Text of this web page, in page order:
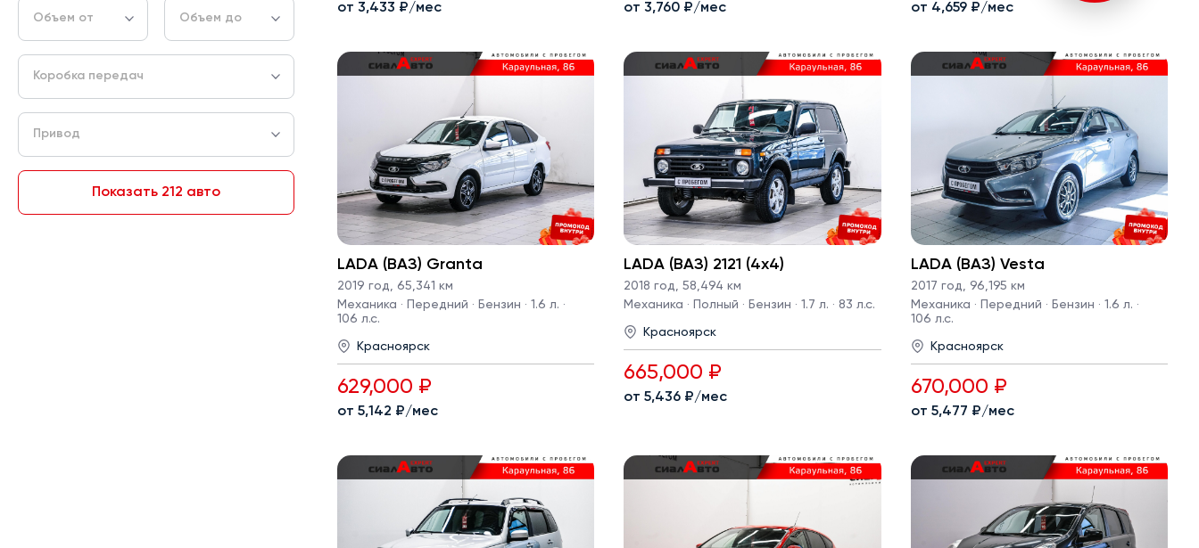
Объем от Объем до
Коробка передач
Привод
Показать 212 авто
от 3,433 ₽/мес от 3,760 ₽/мес от 4,659 ₽/мес
LADA (ВАЗ) Granta
2019 год
65,341 км
Механика · Передний · Бензин · 1.6 л. ·
106 л.с.
Красноярск
629,000 ₽
от 5,142 ₽/мес
LADA (ВАЗ) 2121 (4x4)
2018 год
58,494 км
Механика · Полный · Бензин · 1.7 л. · 83 л.с.
Красноярск
665,000 ₽
от 5,436 ₽/мес
LADA (ВАЗ) Vesta
2017 год
96,195 км
Механика · Передний · Бензин · 1.6 л. ·
106 л.с.
Красноярск
670,000 ₽
от 5,477 ₽/мес